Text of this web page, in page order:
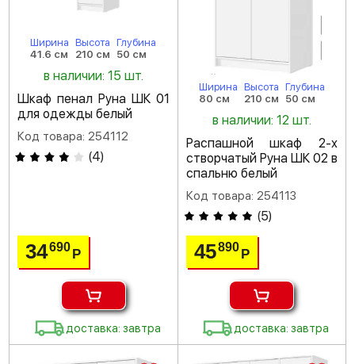
Ширина
41.6 см
Высота
210 см
Глубина
50 см
в наличии: 15 шт.
Шкаф пенал Руна ШК 01
для одежды белый
Код товара: 254112
(4)
34690Р
доставка: завтра
Ширина
80 см
Высота
210 см
Глубина
50 см
в наличии: 12 шт.
Распашной шкаф 2-х
створчатый Руна ШК 02 в
спальню белый
Код товара: 254113
(5)
45890 Р
доставка: завтра